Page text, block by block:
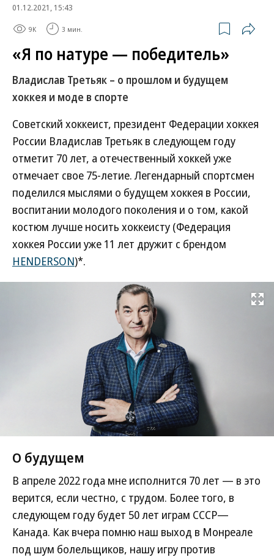
01.12.2021, 15:43
9K 3 мин.
«Я по натуре — победитель»
Владислав Третьяк – о прошлом и будущем
хоккея и моде в спорте
Советский хоккеист, президент Федерации хоккея
России Владислав Третьяк в следующем году
отметит 70 лет, а отечественный хоккей уже
отмечает свое 75-летие. Легендарный спортсмен
поделился мыслями о будущем хоккея в России,
воспитании молодого поколения и о том, какой
костюм лучше носить хоккеисту (Федерация
хоккея России уже 11 лет дружит с брендом
HENDERSON)*.
Развернуть
О будущем
В апреле 2022 года мне исполнится 70 лет — в это
верится, если честно, с трудом. Более того, в
следующем году будет 50 лет играм СССР—
Канада. Как вчера помню наш выход в Монреале
под шум болельщиков, нашу игру против